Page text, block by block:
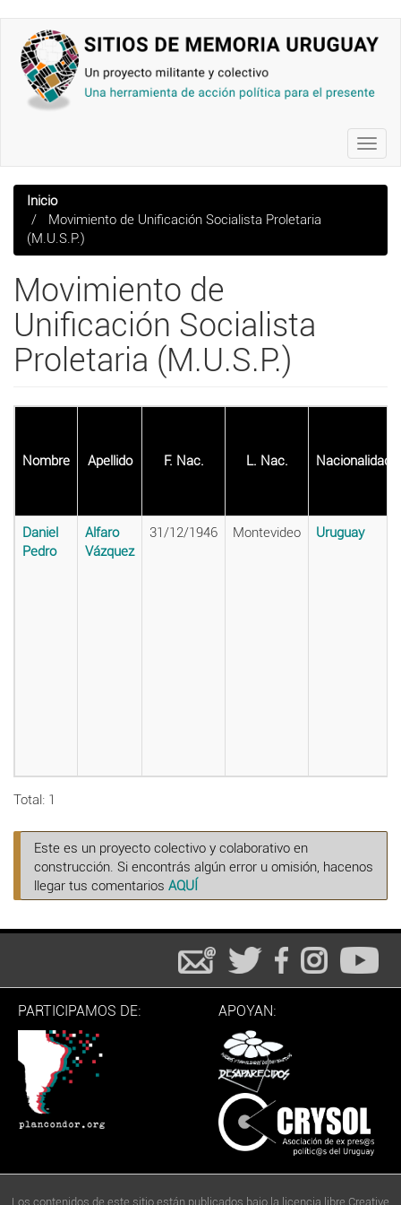
contenido
principal
Inicio
Movimiento de Unificación Socialista Proletaria
(M.U.S.P.)
Movimiento de
Unificación Socialista
Proletaria (M.U.S.P.)
Nombre Apellido F. Nac. L. Nac. Nacionalidad
Daniel
Pedro
Alfaro
Vázquez
31/12/1946 Montevideo Uruguay
Total: 1
Este es un proyecto colectivo y colaborativo en
construcción. Si encontrás algún error u omisión, hacenos
llegar tus comentarios AQUÍ
PARTICIPAMOS DE: APOYAN:
Los contenidos de este sitio están publicados bajo la licencia libre Creative